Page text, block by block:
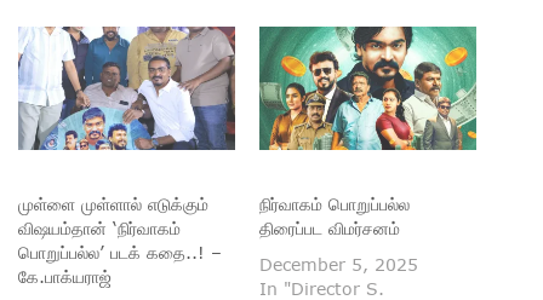
முள்ளை முள்ளால் எடுக்கும்
விஷயம்தான் ‘நிர்வாகம்
பொறுப்பல்ல’ படக் கதை..! –
கே.பாக்யராஜ்
நிர்வாகம் பொறுப்பல்ல
திரைப்பட விமர்சனம்
December 5, 2025
In "Director S.